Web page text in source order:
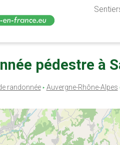
pédestre à
randonnée Auvergne-Rhône-Alpes